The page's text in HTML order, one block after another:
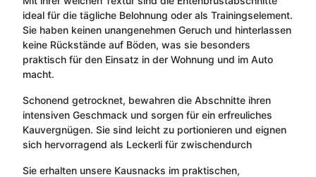
ideal für die tägliche Belohnung oder als Trainingselement.
Sie haben keinen unangenehmen Geruch und hinterlassen
keine Rückstände auf Böden, was sie besonders
praktisch für den Einsatz in der Wohnung und im Auto
macht.
Schonend getrocknet, bewahren die Abschnitte ihren
intensiven Geschmack und sorgen für ein erfreuliches
Kauvergnügen. Sie sind leicht zu portionieren und eignen
sich hervorragend als Leckerli für zwischendurch
Sie erhalten unsere Kausnacks im praktischen,